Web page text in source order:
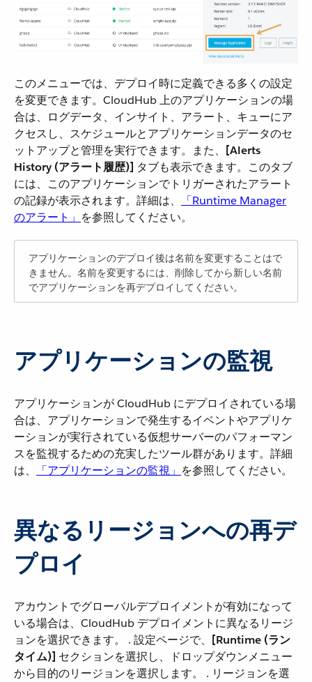
このメニューでは、デプロイ時に定義できる多くの設定
を変更できます。CloudHub 上のアプリケーションの場
合は、ログデータ、インサイト、アラート、キューにア
クセスし、スケジュールとアプリケーションデータのセ
ットアップと管理を実行できます。また、​
[Alerts
History (アラート履歴)] ​ タブも表示できます。このタブ
には、このアプリケーションでトリガーされたアラート
の記録が表示されます。詳細は、​
「Runtime Manager
のアラート」 ​を参照してください。
アプリケーションのデプロイ後は名前を変更することはで
きません。名前を変更するには、削除してから新しい名前
でアプリケーションを再デプロイしてください。
アプリケーションの監視
アプリケーションが CloudHub にデプロイされている場
合は、アプリケーションで発生するイベントやアプリケ
ーションが実行されている仮想サーバーのパフォーマン
スを監視するための充実したツール群があります。詳細
は、​
「アプリケーションの監視」 ​を参照してください。
異なるリージョンへの再デ
プロイ
アカウントでグローバルデプロイメントが有効になって
いる場合は、CloudHub デプロイメントに異なるリージ
ョンを選択できます。 . 設定ページで、​
[Runtime (ラン
タイム)] ​ セクションを選択し、ドロップダウンメニュー
から目的のリージョンを選択します。 . リージョンを選